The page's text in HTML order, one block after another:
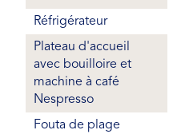
Réfrigérateur
Plateau d'accueil
avec bouilloire et
machine à café
Nespresso
Fouta de plage